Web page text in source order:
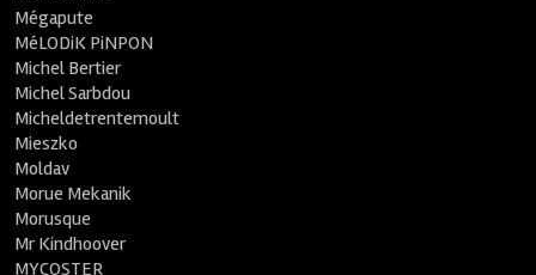
Mégapute
MéLODiK PiNPON
Michel Bertier
Michel Sarbdou
Micheldetrentemoult
Mieszko
Moldav
Morue Mekanik
Morusque
Mr Kindhoover
MYCOSTER